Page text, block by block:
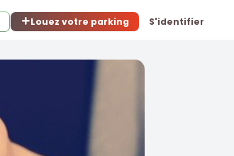
Louez votre parking S'identifier